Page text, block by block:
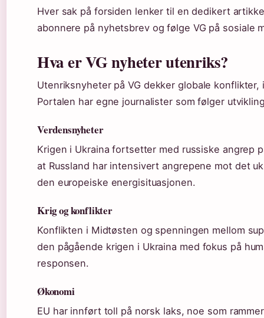
Hver sak på forsiden lenker til en dedikert
abonnere på nyhetsbrev og følge VG på sosiale
Hva er VG nyheter utenriks?
Utenriksnyheter på VG dekker globale
Portalen har egne journalister som følger
Verdensnyheter
Krigen i Ukraina fortsetter med russiske angrep
at Russland har intensivert angrepene mot det
den europeiske energisituasjonen.
Krig og konflikter
Konflikten i Midtøsten og spenningen mellom
den pågående krigen i Ukraina med fokus på
responsen.
Økonomi
EU har innført toll på norsk laks, noe som